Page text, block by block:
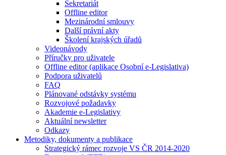
Sekretariát
Offline editor
Mezinárodní smlouvy
Další právní akty
Školení krajských úřadů
Videonávody
Příručky pro uživatele
Offline editor (aplikace Osobní e-Legislativa)
Podpora uživatelů
FAQ
Plánované odstávky systému
Rozvojové požadavky
Akademie e-Legislativy
Aktuální newsletter
Odkazy
Metodiky, dokumenty a publikace
Strategický rámec rozvoje VS ČR 2014-2020